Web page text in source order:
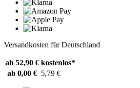
Versandkosten für Deutschland
ab 52,90 € kostenlos*
ab 0,00 € 5,79 €